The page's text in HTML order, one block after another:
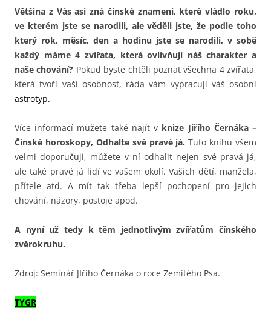
Většina z Vás asi zná čínské znamení, které vládlo roku,
ve kterém jste se narodili, ale věděli jste, že podle toho
který rok, měsíc, den a hodinu jste se narodili, v sobě
každý máme 4 zvířata, která ovlivňují náš charakter a
naše chování? Pokud byste chtěli poznat všechna 4 zvířata,
která tvoří vaší osobnost, ráda vám vypracuji váš osobní
astrotyp.
Více informací můžete také najít v knize Jiřího Černáka –
Čínské horoskopy, Odhalte své pravé já. Tuto knihu všem
velmi doporučuji, můžete v ní odhalit nejen své pravá já,
ale také pravé já lidí ve vašem okolí. Vašich dětí, manžela,
přítele atd. A mít tak třeba lepší pochopení pro jejich
chování, názory, postoje apod.
A nyní už tedy k těm jednotlivým zvířatům čínského
zvěrokruhu.
Zdroj: Seminář JIřího Černáka o roce Zemitého Psa.
TYGR